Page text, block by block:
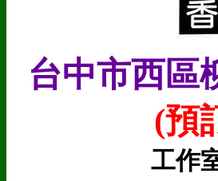
台中市西區
(預
工作